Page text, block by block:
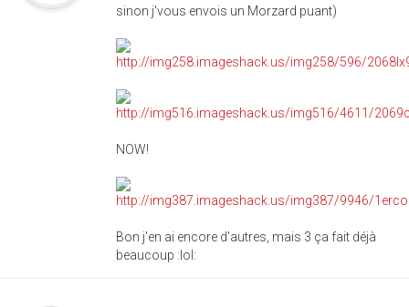
sinon j'vous envois un Morzard puant)
NOW!
Bon j'en ai encore d'autres, mais 3 ça fait déjà
beaucoup :lol: